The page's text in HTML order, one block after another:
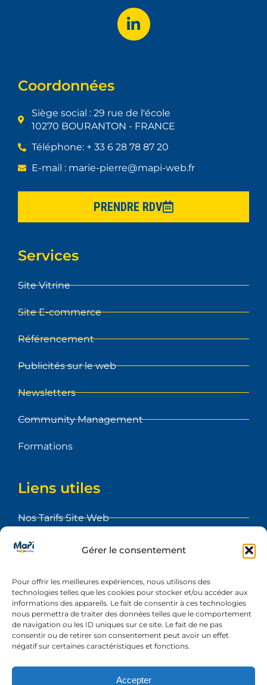
Gérer le consentement
Pour offrir les meilleures expériences, nous utilisons des
technologies telles que les cookies pour stocker et/ou accéder aux
informations des appareils. Le fait de consentir à ces technologies
nous permettra de traiter des données telles que le comportement
de navigation ou les ID uniques sur ce site. Le fait de ne pas
consentir ou de retirer son consentement peut avoir un effet
négatif sur certaines caractéristiques et fonctions.
Accepter
Coordonnées
Siège social : 29 rue de l'école
10270 BOURANTON - FRANCE
Téléphone: + 33 6 28 78 87 20
E-mail : marie-pierre@mapi-web.fr
PRENDRE RDV
Services
Site Vitrine
Site E-commerce
Référencement
Publicités sur le web
Newsletters
Community Management
Formations
Liens utiles
Nos Tarifs Site Web
Foire aux Questions
Etape du projet
Réalisations
Contact